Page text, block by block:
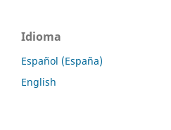
Idioma
Español (España)
English